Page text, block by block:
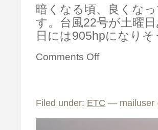
暗くなる頃、良くな
す。台風22号が土曜
日には905hpになりそ
Comments Off
Filed under: ETC — mailuser